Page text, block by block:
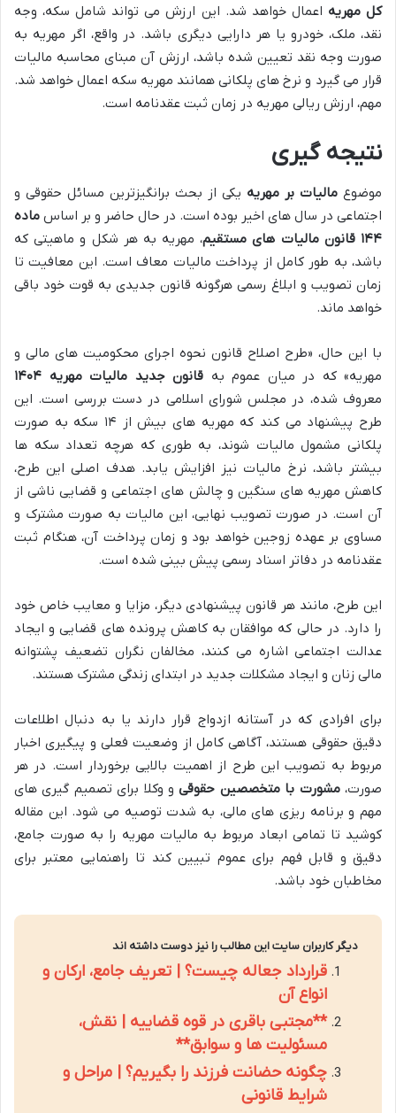
کل مهریه اعمال خواهد شد. این ارزش می تواند شامل سکه، وجه
نقد، ملک، خودرو یا هر دارایی دیگری باشد. در واقع، اگر مهریه به
صورت وجه نقد تعیین شده باشد، ارزش آن مبنای محاسبه مالیات
قرار می گیرد و نرخ های پلکانی همانند مهریه سکه اعمال خواهد شد.
مهم، ارزش ریالی مهریه در زمان ثبت عقدنامه است.
نتیجه گیری
موضوع مالیات بر مهریه یکی از بحث برانگیزترین مسائل حقوقی و
اجتماعی در سال های اخیر بوده است. در حال حاضر و بر اساس ماده
۱۴۴ قانون مالیات های مستقیم
، مهریه به هر شکل و ماهیتی که
باشد، به طور کامل از پرداخت مالیات معاف است. این معافیت تا
زمان تصویب و ابلاغ رسمی هرگونه قانون جدیدی به قوت خود باقی
خواهد ماند.
با این حال، «طرح اصلاح قانون نحوه اجرای محکومیت های مالی و
مهریه» که در میان عموم به قانون جدید مالیات مهریه ۱۴۰۴
معروف شده، در مجلس شورای اسلامی در دست بررسی است. این
طرح پیشنهاد می کند که مهریه های بیش از ۱۴ سکه به صورت
پلکانی مشمول مالیات شوند، به طوری که هرچه تعداد سکه ها
بیشتر باشد، نرخ مالیات نیز افزایش یابد. هدف اصلی این طرح،
کاهش مهریه های سنگین و چالش های اجتماعی و قضایی ناشی از
آن است. در صورت تصویب نهایی، این مالیات به صورت مشترک و
مساوی بر عهده زوجین خواهد بود و زمان پرداخت آن، هنگام ثبت
عقدنامه در دفاتر اسناد رسمی پیش بینی شده است.
این طرح، مانند هر قانون پیشنهادی دیگر، مزایا و معایب خاص خود
را دارد. در حالی که موافقان به کاهش پرونده های قضایی و ایجاد
عدالت اجتماعی اشاره می کنند، مخالفان نگران تضعیف پشتوانه
مالی زنان و ایجاد مشکلات جدید در ابتدای زندگی مشترک هستند.
برای افرادی که در آستانه ازدواج قرار دارند یا به دنبال اطلاعات
دقیق حقوقی هستند، آگاهی کامل از وضعیت فعلی و پیگیری اخبار
مربوط به تصویب این طرح از اهمیت بالایی برخوردار است. در هر
صورت،مشورت با متخصصین حقوقیو وکلا برای تصمیم گیری های
مهم و برنامه ریزی های مالی، به شدت توصیه می شود. این مقاله
کوشید تا تمامی ابعاد مربوط به مالیات مهریه را به صورت جامع،
دقیق و قابل فهم برای عموم تبیین کند تا راهنمایی معتبر برای
مخاطبان خود باشد.
دیگر کاربران سایت این مطالب را نیز دوست داشته اند
قرارداد جعاله چیست؟ | تعریف جامع، ارکان و
انواع آن
**مجتبی باقری در قوه قضاییه | نقش،
مسئولیت ها و سوابق**
چگونه حضانت فرزند را بگیریم؟ | مراحل و
شرایط قانونی